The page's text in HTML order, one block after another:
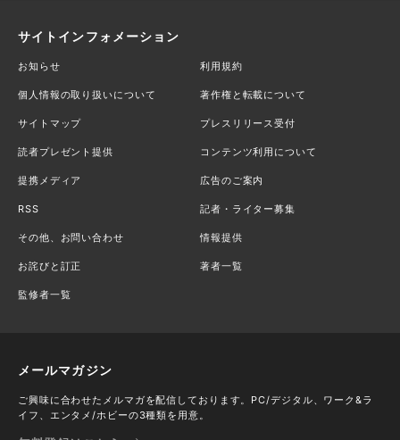
サイトインフォメーション
お知らせ 利用規約
個人情報の取り扱いについて 著作権と転載について
サイトマップ プレスリリース受付
読者プレゼント提供 コンテンツ利用について
提携メディア 広告のご案内
RSS 記者・ライター募集
その他、お問い合わせ 情報提供
お詫びと訂正 著者一覧
監修者一覧
メールマガジン
ご興味に合わせたメルマガを配信しております。PC/デジタル、ワーク&ラ
イフ、エンタメ/ホビーの3種類を用意。